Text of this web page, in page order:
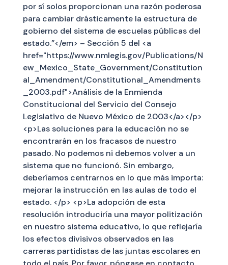
por sí solos proporcionan una razón poderosa
para cambiar drásticamente la estructura de
gobierno del sistema de escuelas públicas del
estado.”</em> – Sección 5 del <a
href="https://www.nmlegis.gov/Publications/N
ew_Mexico_State_Government/Constitution
al_Amendment/Constitutional_Amendments
_2003.pdf">Análisis de la Enmienda
Constitucional del Servicio del Consejo
Legislativo de Nuevo México de 2003</a></p>
<p>Las soluciones para la educación no se
encontrarán en los fracasos de nuestro
pasado. No podemos ni debemos volver a un
sistema que no funcionó. Sin embargo,
deberíamos centrarnos en lo que más importa:
mejorar la instrucción en las aulas de todo el
estado. </p> <p>La adopción de esta
resolución introduciría una mayor politización
en nuestro sistema educativo, lo que reflejaría
los efectos divisivos observados en las
carreras partidistas de las juntas escolares en